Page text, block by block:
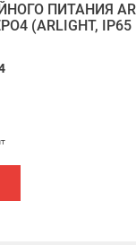
ПИТАНИЯ
(ARLIGHT,